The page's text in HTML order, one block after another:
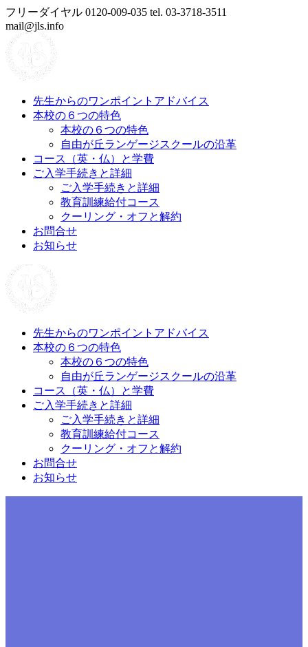
コ
ン
テ
ン
ツ
フリーダイヤル 0120-009-035 tel. 03-3718-3511
mail@jls.info
先生からのワンポイントアドバイス
本校の６つの特色
本校の６つの特色
自由が丘ランゲージスクールの沿革
コース（英・仏）と学費
ご入学手続きと詳細
ご入学手続きと詳細
教育訓練給付コース
クーリング・オフと解約
お問合せ
お知らせ
先生からのワンポイントアドバイス
本校の６つの特色
本校の６つの特色
自由が丘ランゲージスクールの沿革
コース（英・仏）と学費
ご入学手続きと詳細
ご入学手続きと詳細
教育訓練給付コース
クーリング・オフと解約
お問合せ
お知らせ